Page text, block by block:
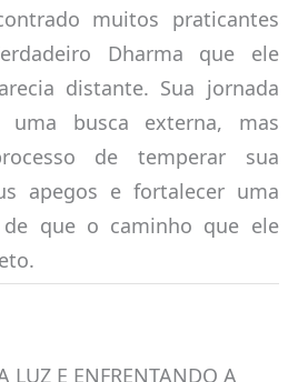
muitos praticantes
Dharma que ele
distante. Sua jornada
busca externa, mas
de temperar sua
apegos e fortalecer uma
que o caminho que ele
LUZ E ENFRENTANDO A